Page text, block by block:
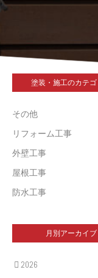
塗装・施工のカテゴ
その他
リフォーム工事
外壁工事
屋根工事
防水工事
月別アーカイブ
2026